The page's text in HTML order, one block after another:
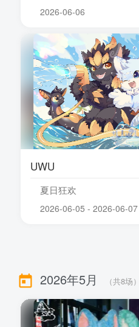
2026-06-06
UWU
夏日狂欢
2026-06-05 - 2026-06-07
2026年5月 （共8场）